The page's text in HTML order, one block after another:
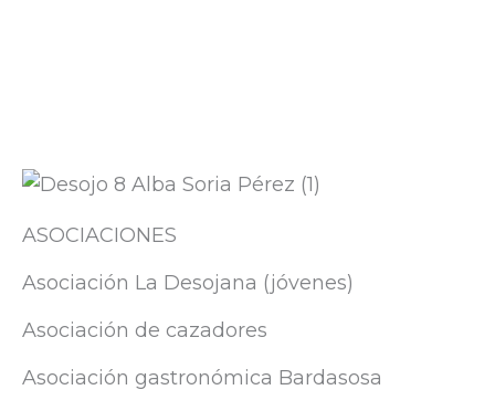
ASOCIACIONES
Asociación La Desojana (jóvenes)
Asociación de cazadores
Asociación gastronómica Bardasosa